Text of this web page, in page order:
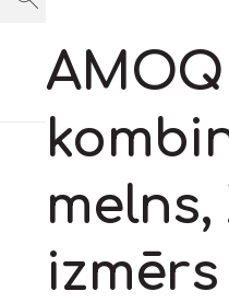
melns,
izmērs